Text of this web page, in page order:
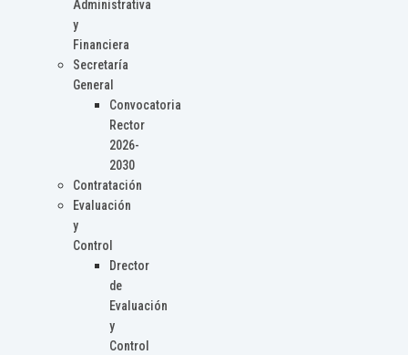
Administrativa
y
Financiera
Secretaría
General
Convocatoria
Rector
2026-
2030
Contratación
Evaluación
y
Control
Drector
de
Evaluación
y
Control